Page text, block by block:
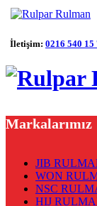
İletişim: 0216 540 15
Markalarımız
JIB
WON
NSC
HIJ